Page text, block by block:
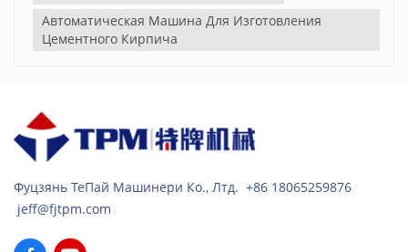
Автоматическая Машина Для Изготовления
Цементного Кирпича
Фуцзянь ТеПай Машинери Ко., Лтд. +86 18065259876
jeff@fjtpm.com